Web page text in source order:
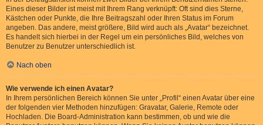
Eines dieser Bilder ist meist mit Ihrem Rang verknüpft: Oft sind dies Sterne,
Kästchen oder Punkte, die Ihre Beitragszahl oder Ihren Status im Forum
angeben. Das andere, meist größere, Bild wird auch als „Avatar“ bezeichnet.
Es handelt sich hierbei in der Regel um ein persönliches Bild, welches von
Benutzer zu Benutzer unterschiedlich ist.
Nach oben
Wie verwende ich einen Avatar?
In Ihrem persönlichen Bereich können Sie unter „Profil“ einen Avatar über eine
der folgenden vier Methoden hinzufügen: Gravatar, Galerie, Remote oder
Hochladen. Die Board-Administration kann bestimmen, ob und wie die